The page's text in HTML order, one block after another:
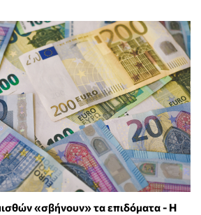
«σβήνουν» τα επιδόματα - Η